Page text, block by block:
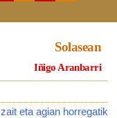
Solasean
Iñigo Aranbarri
eta agian horregatik